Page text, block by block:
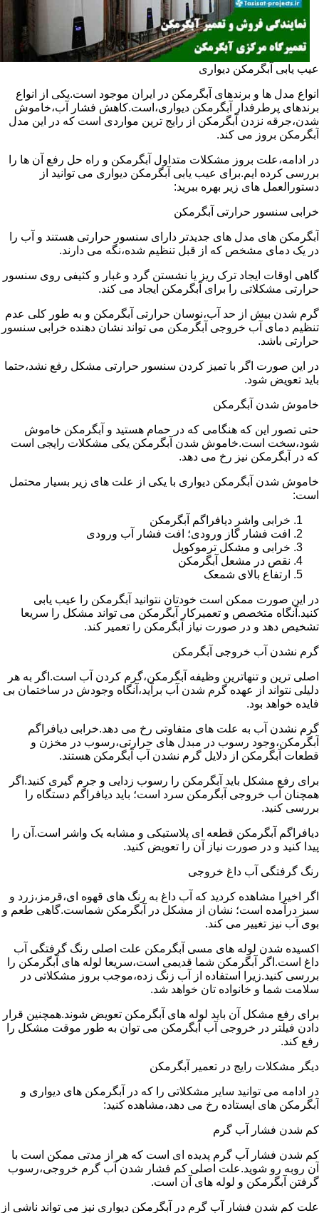
عیب یابی آبگرمکن دیواری
انواع مدل ها و برندهای آبگرمکن در ایران موجود است.یکی از انواع
برندهای پرطرفدار آبگرمکن دیواری،است.کاهش فشار آب،خاموش
شدن،جرقه نزدن آبگرمکن از رایج ترین مواردی است که در این مدل
آبگرمکن بروز می کند.
در ادامه،علت بروز مشکلات متداول آبگرمکن و راه حل رفع آن ها را
بررسی کرده ایم.برای عیب یابی آبگرمکن دیواری می توانید از
دستورالعمل های زیر بهره ببرید:
خرابی سنسور حرارتی آبگرمکن
آبگرمکن های مدل های جدیدتر دارای سنسور حرارتی هستند و آب را
در یک دمای مشخص که از قبل تنظیم شده،نگه می دارند.
گاهی اوقات ایجاد ترک ریز یا نشستن گرد و غبار و کثیفی روی سنسور
حرارتی مشکلاتی را برای آبگرمکن ایجاد می کند.
گرم شدن بیش از حد آب،نوسان حرارتی آبگرمکن و به طور کلی عدم
تنظیم دمای آب خروجی آبگرمکن می تواند نشان دهنده خرابی سنسور
حرارتی باشد.
در این صورت اگر با تمیز کردن سنسور حرارتی مشکل رفع نشد،حتما
باید تعویض شود.
خاموش شدن آبگرمکن
حتی تصور این که هنگامی که در حمام هستید و آبگرمکن خاموش
شود،سخت است.خاموش شدن آبگرمکن یکی مشکلات رایجی است
که در آبگرمکن نیز رخ می دهد.
خاموش شدن آبگرمکن دیواری با یکی از علت های زیر بسیار محتمل
است:
خرابی واشر دیافراگم آبگرمکن
افت فشار گاز ورودی؛ افت فشار آب ورودی
خرابی و مشکل ترموکوپل
نقص در مشعل آبگرمکن
ارتفاع بالای شمعک
در این صورت ممکن است خودتان نتوانید آبگرمکن را عیب یابی
کنید.آنگاه متخصص و تعمیرکار آبگرمکن می تواند مشکل را سریعا
تشخیص دهد و در صورت نیاز آبگرمکن را تعمیر کند.
گرم نشدن آب خروجی آبگرمکن
اصلی ترین و تنهاترین وظیفه آبگرمکن،گرم کردن آب است.اگر به هر
دلیلی نتواند از عهده گرم شدن آب برآید،آنگاه وجودش در ساختمان بی
فایده خواهد بود.
گرم نشدن آب به علت های متفاوتی رخ می دهد.خرابی دیافراگم
آبگرمکن،وجود رسوب در مبدل های حرارتی،رسوب در مخزن و
قطعات آبگرمکن از دلایل گرم نشدن آب آبگرمکن هستند.
برای رفع مشکل باید آبگرمکن را رسوب زدایی و جرم گیری کنید.اگر
همچنان آب خروجی آبگرمکن سرد است؛ باید دیافراگم دستگاه را
بررسی کنید.
دیافراگم آبگرمکن قطعه ای پلاستیکی و مشابه یک واشر است.آن را
پیدا کنید و در صورت نیاز آن را تعویض کنید.
رنگ گرفتگی آب داغ خروجی
اگر اخیرا مشاهده کردید که آب داغ به رنگ های قهوه ای،قرمز،زرد و
سبز درآمده است؛ نشان از مشکل در آبگرمکن شماست.گاهی طعم و
بوی آب نیز تغییر می کند.
اکسیده شدن لوله های مسی آبگرمکن علت اصلی رنگ گرفتگی آب
داغ است.اگر آبگرمکن شما قدیمی است،سریعا لوله های آبگرمکن را
بررسی کنید.زیرا استفاده از آب زنگ زده،موجب بروز مشکلاتی در
سلامت شما و خانواده تان خواهد شد.
برای رفع مشکل آن باید لوله های آبگرمکن تعویض شوند.همچنین قرار
دادن فیلتر در خروجی آب آبگرمکن می توان به طور موقت مشکل را
رفع کند.
دیگر مشکلات رایج در تعمیر آبگرمکن
در ادامه می توانید سایر مشکلاتی را که در آبگرمکن های دیواری و
آبگرمکن های ایستاده رخ می دهد،مشاهده کنید:
کم شدن فشار آب گرم
کم شدن فشار آب گرم پدیده ای است که هر از مدتی ممکن است با
آن روبه رو شوید.علت اصلی کم فشار شدن آب گرم خروجی،رسوب
گرفتن آبگرمکن و لوله های آن است.
علت کم شدن فشار آب گرم در آبگرمکن دیواری نیز می تواند ناشی از